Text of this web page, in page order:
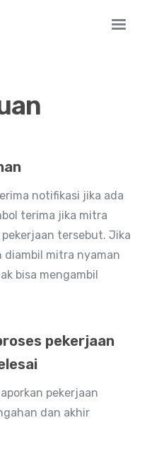
notifikasi jika ada
terima jika mitra
tersebut. Jika
diambil mitra nyaman
bisa mengambil
pekerjaan
pekerjaan
dan akhir